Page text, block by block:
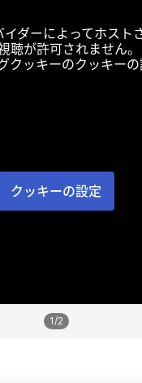
ダーによってホスト
聴が許可されません
ッキーのクッキーの
クッキーの設定
1/2